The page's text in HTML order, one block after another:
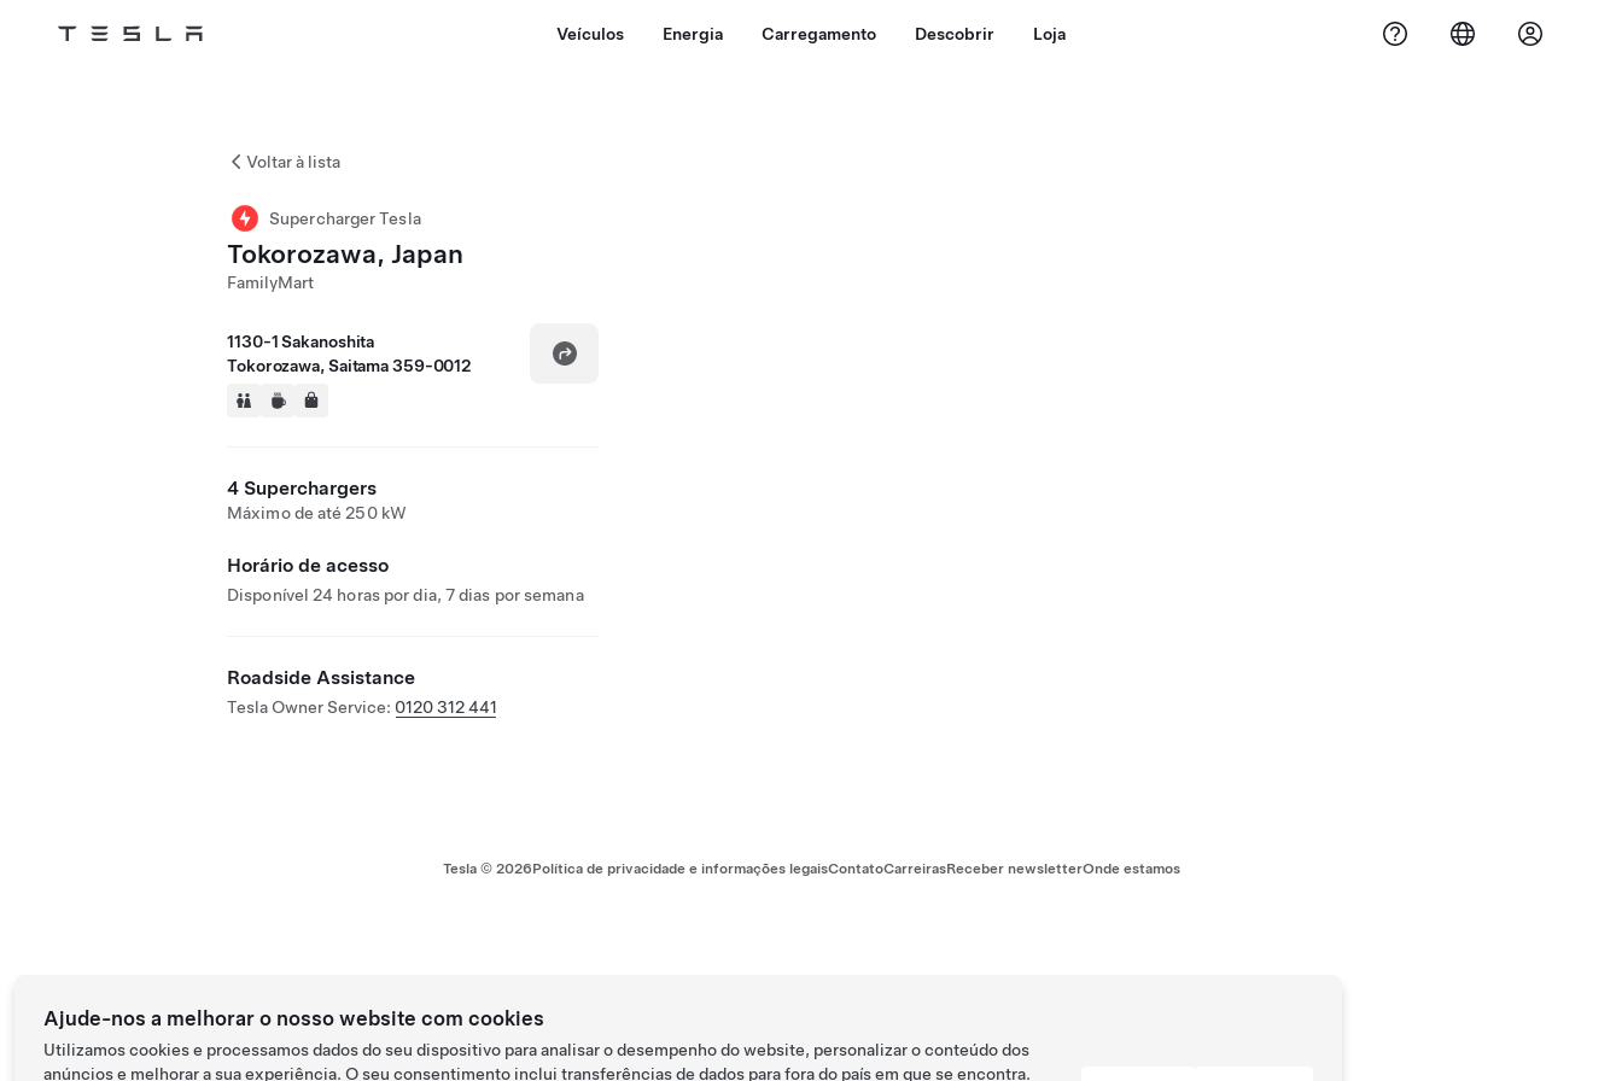
Tesla Veículos Energia Carregamento Descobrir Loja
Voltar à lista
Supercharger Tesla
Tokorozawa, Japan
FamilyMart
1130-1 Sakanoshita
Tokorozawa, Saitama 359-0012
4 Superchargers
Máximo de até 250 kW
Horário de acesso
Disponível 24 horas por dia, 7 dias por semana
Roadside Assistance
Tesla Owner Service: 0120 312 441
Tesla © 2026Política de privacidade e informações legaisContatoCarreirasReceber newsletterOnde estamos
Ajude-nos a melhorar o nosso website com cookies
Utilizamos cookies e processamos dados do seu dispositivo para analisar o desempenho do website, personalizar o conteúdo dos
anúncios e melhorar a sua experiência. O seu consentimento inclui transferências de dados para fora do país em que se encontra.